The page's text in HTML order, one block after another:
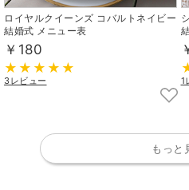
ロイヤルクイーンズ コバルトネイビー
結婚式 メニュー表
￥180
3レビュー 1
もっと